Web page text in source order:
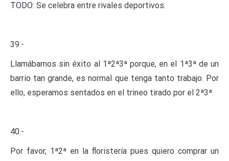
TODO: Se celebra entre rivales deportivos.
39.-
Llamábamos sin éxito al 1ª2ª3ª porque, en el 1ª3ª de un
barrio tan grande, es normal que tenga tanto trabajo. Por
ello, esperamos sentados en el trineo tirado por el 2ª3ª.
40.-
Por favor, 1ª2ª en la floristería pues quiero comprar un